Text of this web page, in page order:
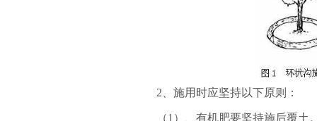
2、施用时应坚持以下原则：
（1）、有机肥要坚持施后覆土